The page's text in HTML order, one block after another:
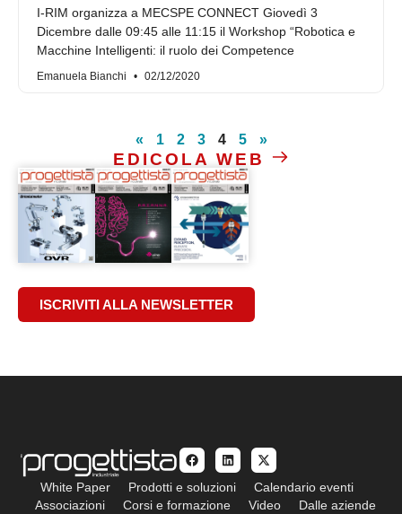
I-RIM organizza a MECSPE CONNECT Giovedì 3
Dicembre dalle 09:45 alle 11:15 il Workshop “Robotica e
Macchine Intelligenti: il ruolo dei Competence
Emanuela Bianchi 02/12/2020
« 1 2 3 4 5 »
EDICOLA WEB
ISCRIVITI ALLA NEWSLETTER
White Paper Prodotti e soluzioni
Calendario eventi
Associazioni
Corsi e formazione Video Dalle aziende